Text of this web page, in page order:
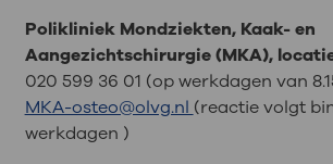
Polikliniek Mondziekten, Kaak- en
Aangezichtschirurgie (MKA),
020 599 36 01 (op werkdagen van
MKA-osteo@olvg.nl (reactie volgt
werkdagen )